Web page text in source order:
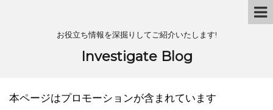
お役立ち情報を深掘りしてご紹介いたします!
Investigate Blog
本ページはプロモーションが含まれています